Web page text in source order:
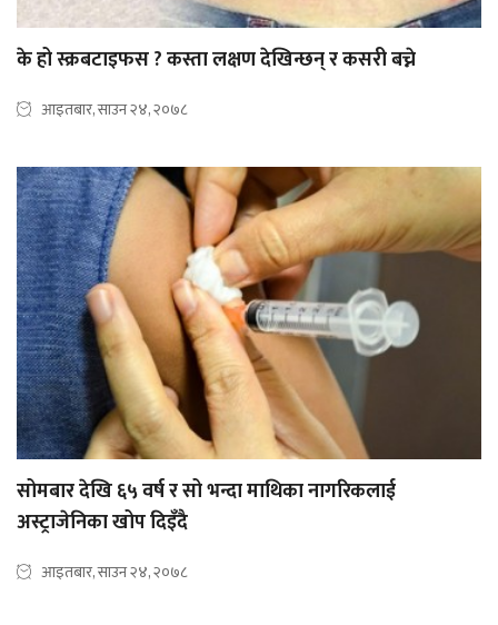
के हो स्क्रबटाइफस ? कस्ता लक्षण देखिन्छन् र कसरी बच्ने
आइतबार, साउन २४, २०७८
सोमबार देखि ६५ वर्ष र सो भन्दा माथिका नागरिकलाई
अस्ट्राजेनिका खोप दिइँदै
आइतबार, साउन २४, २०७८